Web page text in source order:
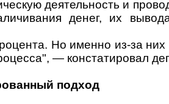
деятельность и
денег, их
Но именно из-за них
— констатировал
подход